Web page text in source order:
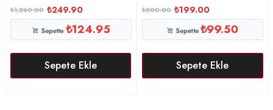
₺1,260.00 ₺249.90
Sepette₺124.95
Sepete Ekle
₺500.00 ₺199.00
Sepette₺99.50
Sepete Ekle